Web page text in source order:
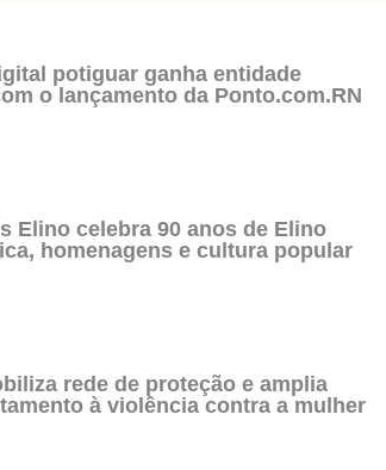
potiguar ganha entidade
o lançamento da Ponto.com.RN
Elino celebra 90 anos de Elino
homenagens e cultura popular
rede de proteção e amplia
à violência contra a mulher